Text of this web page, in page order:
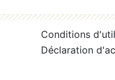
Conditions
Déclaration